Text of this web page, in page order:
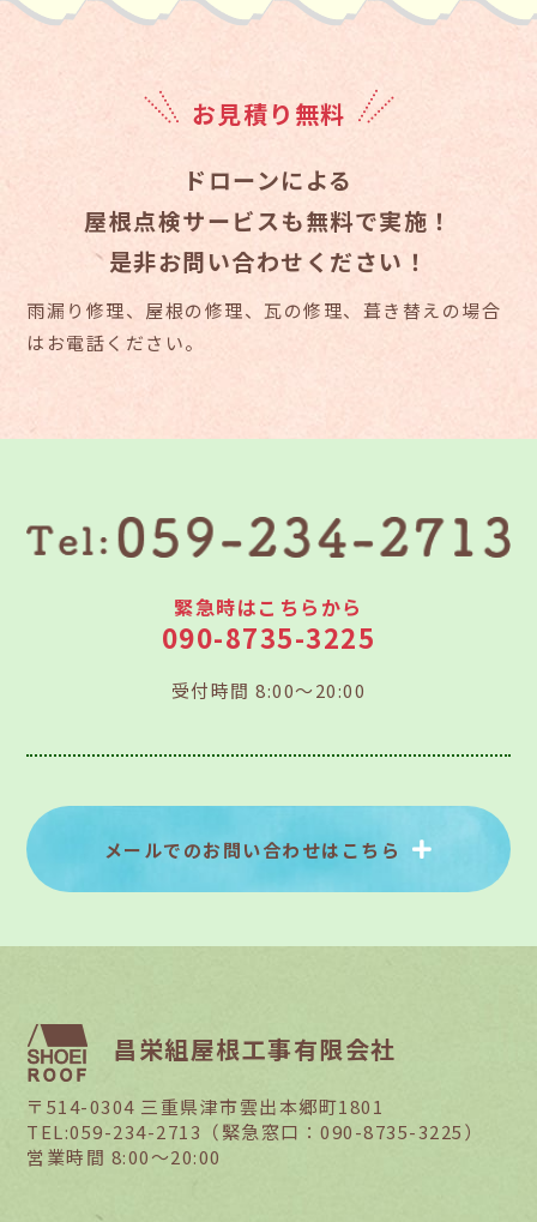
お見積り無料
ドローンによる
屋根点検サービスも無料で実施！
是非お問い合わせください！
雨漏り修理、屋根の修理、瓦の修理、葺き替えの場合
はお電話ください。
緊急時はこちらから
090-8735-3225
受付時間 8:00～20:00
メールでのお問い合わせはこちら
昌栄組屋根工事有限会社
〒514-0304 三重県津市雲出本郷町1801
TEL:059-234-2713（緊急窓口：090-8735-3225）
営業時間 8:00～20:00